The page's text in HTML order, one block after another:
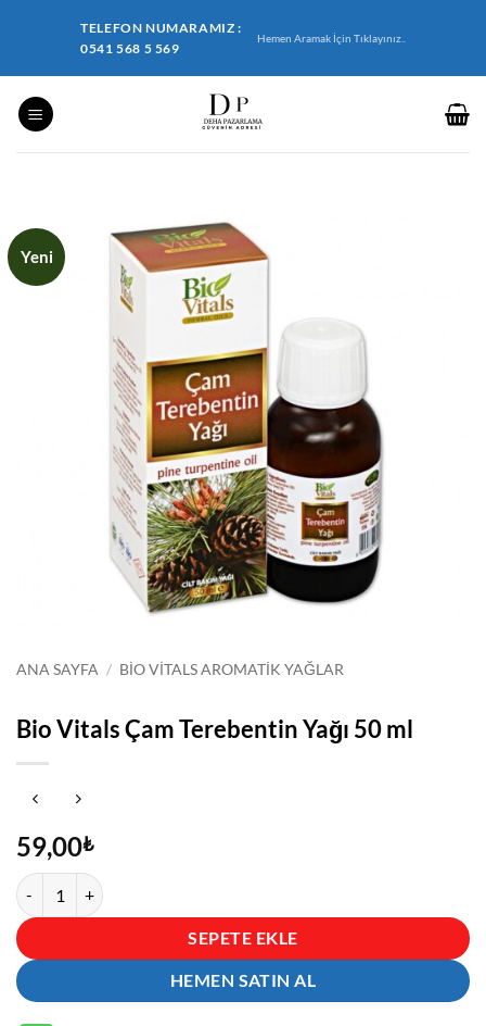
TELEFON NUMARAMIZ :
0541 568 5 569
Hemen Aramak İçin Tıklayınız..
Yeni
ANA SAYFA / BIO VITALS AROMATIK YAĞLAR
Bio Vitals Çam Terebentin Yağı 50 ml
59,00₺
Bio Vitals Çam Terebentin Yağı 50 ml adet
SEPETE EKLE
HEMEN SATIN AL